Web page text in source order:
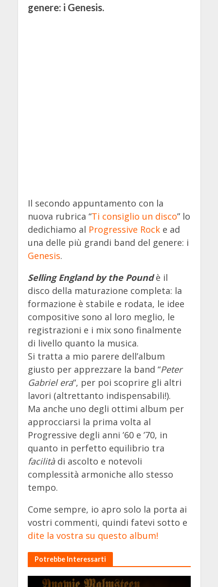
genere: i Genesis.
Il secondo appuntamento con la
nuova rubrica “Ti consiglio un disco” lo
dedichiamo al Progressive Rocke ad
una delle più grandi band del genere: i
Genesis.
Selling England by the Poundè il
disco della maturazione completa: la
formazione è stabile e rodata, le idee
compositive sono al loro meglio, le
registrazioni e i mix sono finalmente
di livello quanto la musica.
Si tratta a mio parere dell’album
giusto per apprezzare la band “Peter
Gabriel era“, per poi scoprire gli altri
lavori (altrettanto indispensabili!).
Ma anche uno degli ottimi album per
approcciarsi la prima volta al
Progressive degli anni ’60 e ’70, in
quanto in perfetto equilibrio tra
facilitàdi ascolto e notevoli
complessità armoniche allo stesso
tempo.
Come sempre, io apro solo la porta ai
vostri commenti, quindi fatevi sotto e
dite la vostra su questo album!
Potrebbe Interessarti